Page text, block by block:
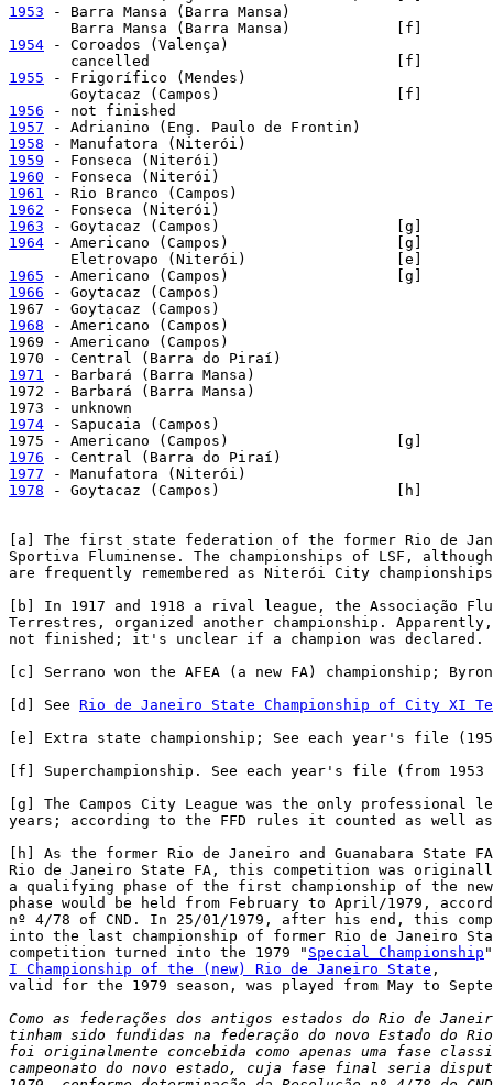
1953 - Barra Mansa (Barra Mansa)
1954 - Coroados (Valença)
1955 - Frigorífico (Mendes)
1956
1957
1958
1959
1960
1961
1962
1963
1964 - Americano (Campos)                   [g]
1965
1966 - Goytacaz (Campos)
1968 - Americano (Campos)
1969 - Americano (Campos)
1971
- Barbará (Barra Mansa)
1972 - Barbará (Barra Mansa)
1974 - Sapucaia (Campos)
1976
1977
1978 - Goytacaz (Campos)                    [h]
[a] The first state federation of the former Rio de
Sportiva Fluminense. The championships of LSF,
are frequently remembered as Niterói City
[b] In 1917 and 1918 a rival league, the Associação
Terrestres, organized another championship. Apparently,
not finished; it's unclear if a champion was declared.
[c] Serrano won the AFEA (a new FA) championship;
[d] See Rio de Janeiro State Championship of City XI
[e] Extra state championship; See each year's file
[f] Superchampionship. See each year's file (from
[g] The Campos City League was the only professional
years; according to the FFD rules it counted as well as
[h] As the former Rio de Janeiro and Guanabara State
Rio de Janeiro State FA, this competition was
a qualifying phase of the first championship of the
phase would be held from February to April/1979,
nº 4/78 of CND. In 25/01/1979, after his end, this
into the last championship of former Rio de Janeiro
competition turned into the 1979 " Special Championship
I Championship of the (new) Rio de Janeiro State ,
valid for the 1979 season, was played from May to
Como as federações dos antigos estados do Rio de
tinham sido fundidas na federação do novo Estado do
foi originalmente concebida como apenas uma fase
campeonato do novo estado, cuja fase final seria